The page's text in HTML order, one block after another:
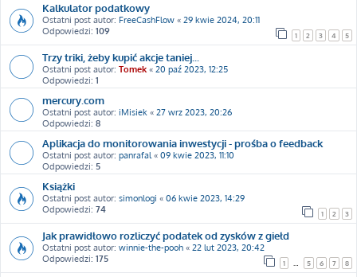
Kalkulator podatkowy
Ostatni post autor: FreeCashFlow « 29 kwie 2024, 20:11
Odpowiedzi: 109 1 2 3 4 5
Trzy triki, żeby kupić akcje taniej...
Ostatni post autor: Tomek « 20 paź 2023, 12:25
Odpowiedzi: 1
mercury.com
Ostatni post autor: iMisiek « 27 wrz 2023, 20:26
Odpowiedzi: 8
Aplikacja do monitorowania inwestycji - prośba o feedback
Ostatni post autor: panrafal« 09 kwie 2023, 11:10
Odpowiedzi: 5
Książki
Ostatni post autor: simonlogi « 06 kwie 2023, 14:29
Odpowiedzi: 74 1 2 3
Jak prawidłowo rozliczyć podatek od zysków z giełd
Ostatni post autor: winnie-the-pooh « 22 lut 2023, 20:42
Odpowiedzi: 175 1 5 6 7 8